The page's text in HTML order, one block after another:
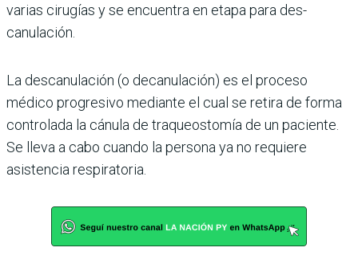
varias cirugías y se encuentra en etapa para des­
canulación.
La descanulación (o decanu­lación) es el proceso
médico progresivo mediante el cual se retira de forma
contro­lada la cánula de traqueosto­mía de un paciente.
Se lleva a cabo cuando la persona ya no requiere
asistencia respi­ratoria.